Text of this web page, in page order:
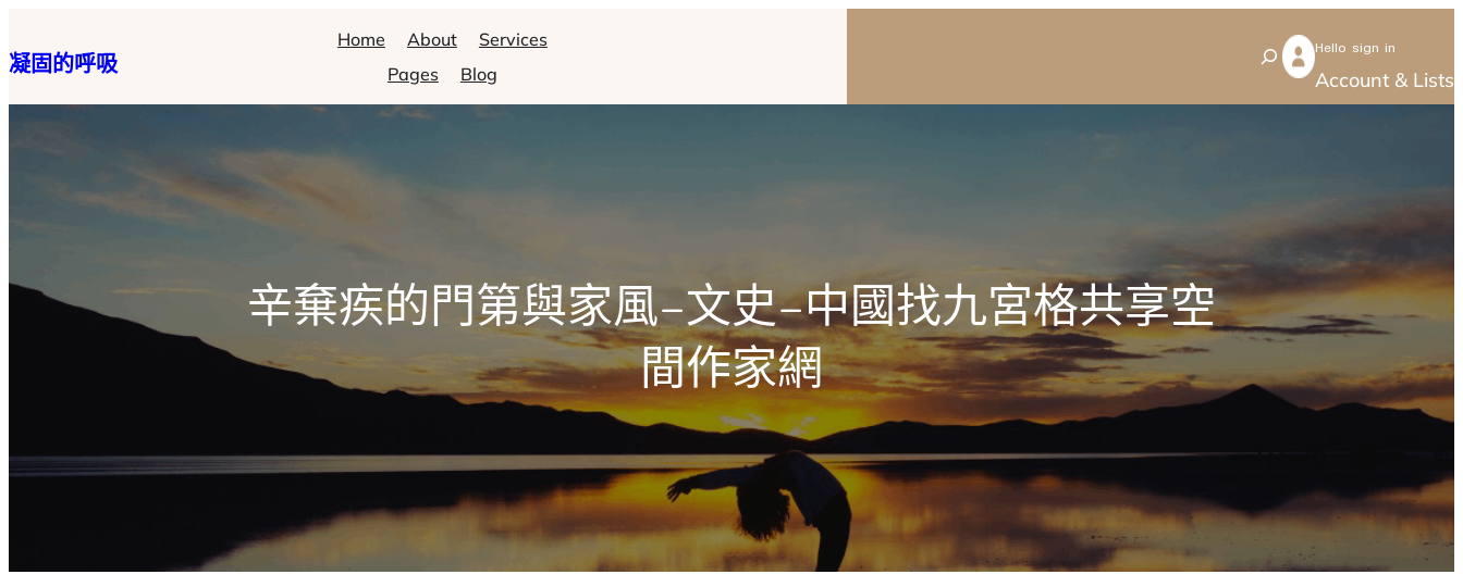
至
主
凝固的呼吸
Home About
Services
Pages
Blog
S
e
Hello sign in
Account & Lists
辛棄疾的門第與家風–文史–中國找九宮格共享空
間作家網